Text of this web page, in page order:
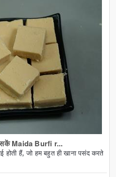
सकें Maida Burfi r...
होती हैं, जो हम बहुत ही खाना पसंद करते